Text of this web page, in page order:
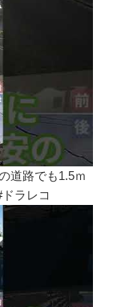
道路でも1.5ｍ
ラレコ